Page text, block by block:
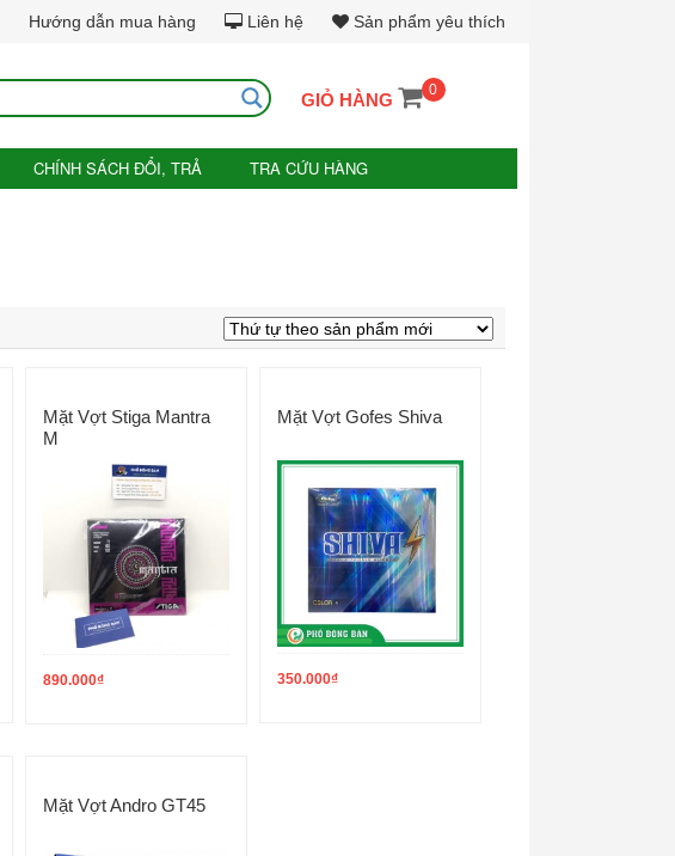
Hướng dẫn mua hàng Liên hệ Sản phẩm yêu thích
GIỎ HÀNG 0
CHÍNH SÁCH ĐỔI, TRẢ TRA CỨU HÀNG
Mặt Vợt Stiga Mantra
M
890.000₫
Mặt Vợt Gofes Shiva
350.000₫
Mặt Vợt Andro GT45